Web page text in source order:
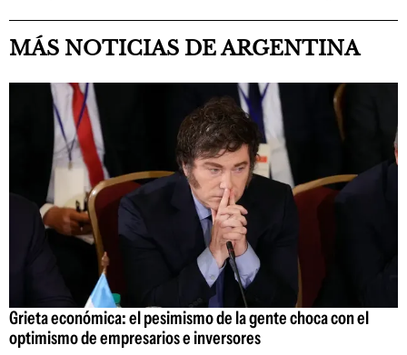
MÁS NOTICIAS DE ARGENTINA
Grieta económica: el pesimismo de la gente choca con el
optimismo de empresarios e inversores